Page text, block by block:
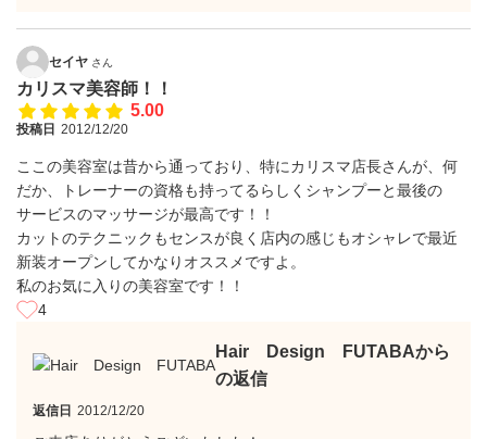
セイヤ さん
カリスマ美容師！！
5.00
投稿日 2012/12/20
ここの美容室は昔から通っており、特にカリスマ店長さんが、何
だか、トレーナーの資格も持ってるらしくシャンプーと最後の
サービスのマッサージが最高です！！
カットのテクニックもセンスが良く店内の感じもオシャレで最近
新装オープンしてかなりオススメですよ。
私のお気に入りの美容室です！！
4
Hair Design FUTABAから
の返信
返信日 2012/12/20